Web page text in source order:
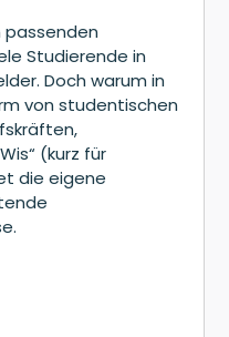
passenden
Studierende in
Doch warum in
von studentischen
(kurz für
die eigene